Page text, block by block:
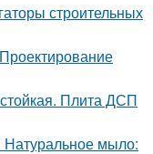
строительных
Плита ДСП
мыло: